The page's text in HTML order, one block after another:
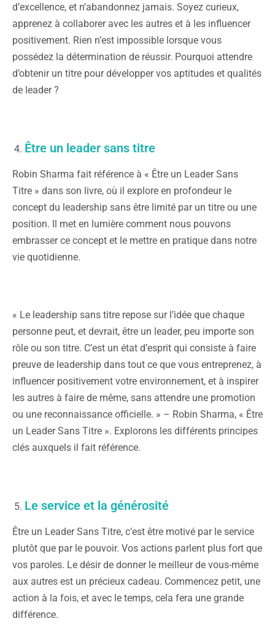
d’excellence, et n’abandonnez jamais. Soyez curieux,
apprenez à collaborer avec les autres et à les influencer
positivement. Rien n’est impossible lorsque vous
possédez la détermination de réussir. Pourquoi attendre
d’obtenir un titre pour développer vos aptitudes et qualités
de leader ?
Être un leader sans titre
Robin Sharma fait référence à « Être un Leader Sans
Titre » dans son livre, où il explore en profondeur le
concept du leadership sans être limité par un titre ou une
position. Il met en lumière comment nous pouvons
embrasser ce concept et le mettre en pratique dans notre
vie quotidienne.
« Le leadership sans titre repose sur l’idée que chaque
personne peut, et devrait, être un leader, peu importe son
rôle ou son titre. C’est un état d’esprit qui consiste à faire
preuve de leadership dans tout ce que vous entreprenez, à
influencer positivement votre environnement, et à inspirer
les autres à faire de même, sans attendre une promotion
ou une reconnaissance officielle. » – Robin Sharma, « Être
un Leader Sans Titre ». Explorons les différents principes
clés auxquels il fait référence.
Le service et la générosité
Être un Leader Sans Titre, c’est être motivé par le service
plutôt que par le pouvoir. Vos actions parlent plus fort que
vos paroles. Le désir de donner le meilleur de vous-même
aux autres est un précieux cadeau. Commencez petit, une
action à la fois, et avec le temps, cela fera une grande
différence.